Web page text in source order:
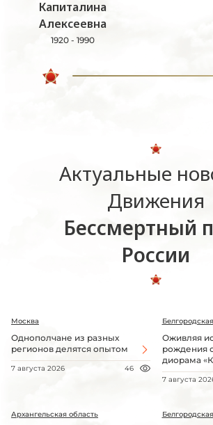
Капиталина
Алексеевна
1920 - 1990
Актуальные
Движения
Бессмертный
России
Москва
Однополчане из разных
регионов делятся опытом
7 августа 2026 46
Оживляя
рождения
диорама
7 августа
Архангельская область